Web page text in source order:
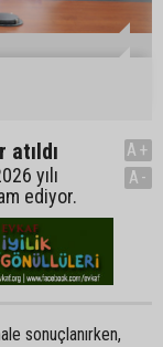
yılı
ediyor.
A+
A-
sonuçlanırken,